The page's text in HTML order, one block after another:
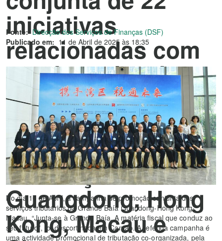
iniciativas
relacionadas com
serviços fiscais
em seis
quadrantes】 Os
Departamentos de
Tributação de
Guangdong, Hong
Kong, Macau e
Fonte: Direcção dos Serviços de Finanças (DSF)
Publicado em: 11 de Abril de 2025 às 18:35
No dia 10 de Abril, a campanha de promoção conjunta dos
serviços tributários da Grande Baía Guandong-Hong Kong-
Macau, “Junta-se à Grande Baía. A matéria fiscal que conduz ao
seu futuro”, foi descortinada em Cantão. A referida campanha é
uma actividade promocional de tributação co-organizada, pela